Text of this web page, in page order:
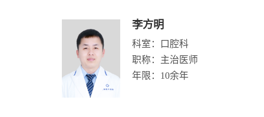
李方明
科室：
口腔科
职称： 主治医师
年限： 10余年